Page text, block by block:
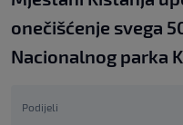
onečišćenje svega
Nacionalnog parka
Podijeli